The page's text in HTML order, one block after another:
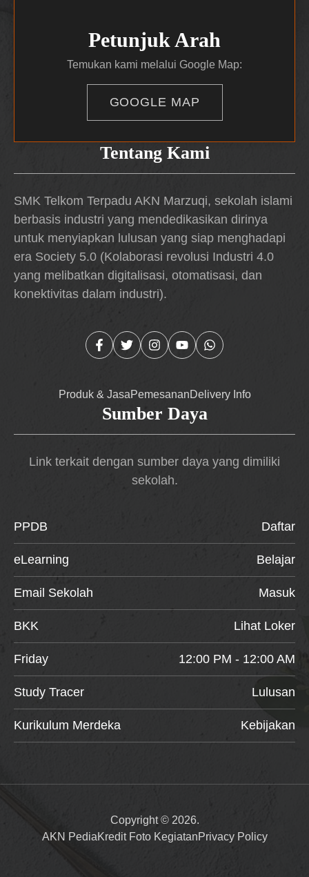
Tentang Kami
SMK Telkom Terpadu AKN Marzuqi, sekolah islami
berbasis industri yang mendedikasikan dirinya
untuk menyiapkan lulusan yang siap menghadapi
era Society 5.0 (Kolaborasi revolusi Industri 4.0
yang melibatkan digitalisasi, otomatisasi, dan
konektivitas dalam industri).
Produk & JasaPemesananDelivery Info
Petunjuk Arah
Temukan kami melalui Google Map:
GOOGLE MAP
Sumber Daya
Link terkait dengan sumber daya yang dimiliki
sekolah.
PPDB Daftar
eLearning Belajar
Email Sekolah Masuk
BKK Lihat Loker
Friday 12:00 PM - 12:00 AM
Study Tracer Lulusan
Kurikulum Merdeka Kebijakan
Copyright © 2026.
AKN PediaKredit Foto KegiatanPrivacy Policy